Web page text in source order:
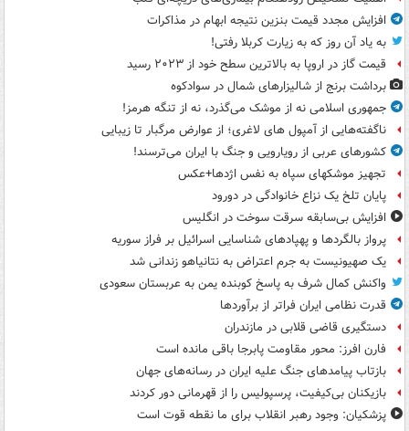
افزایش مجدد قیمت بنزین نتیجه ابهام در مذاکرات
به یاد آن روز که به زیارت کربلا رفتی!
قیمت گاز در اروپا به بالاترین سطح خود از ۲۰۲۳ رسید
برداشت برنج از شالیزارهای شمال در سوادکوه
جمهوری اسلامی نه از موشک می‌گذرد، نه از تنگه هرمز!
ناگفته‌هایی از آمپول های لاغری؛ از عوارض مرگبار تا زیبایی
کشورهای عربی از رویارویی و جنگ با ایران می‌ترسند!
تجهیز موشکهای سپاه به نفس اژدها+عکس
پایان تلخ یک نزاع خانوادگی در دورود
افزایش بی‌سابقه سرقت سوخت در انگلیس
پرواز بالگردها و پهپادهای شناسایی اسرائیل بر فراز سوریه
یک صهیونیست به جرم اعتراض به نتانیاهو زندانی شد
واکنش کمال شرف به پاسخ کوبنده یمن به عربستان سعودی
قدرت نظامی ایران فراتر از برآوردها
دستگیری قاضی قلابی در مازندران
فارن افرز: محور مقاومت پابرجا باقی مانده است
بازتاب پیامدهای جنگ علیه ایران در رسانه‌های جهان
بازیکنان بی‌کیفیت، پرسپولیس را از قهرمانی دور کردند
پزشکیان: وجود رهبر انقلاب برای ما نقطه قوت است